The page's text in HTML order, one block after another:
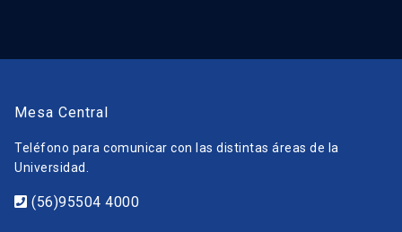
Mesa Central
Teléfono para comunicar con las distintas áreas de la
Universidad.
(56)95504 4000